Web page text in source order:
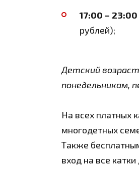
17:00 – 23:00
рублей);
Детский
понедельникам,
На всех платных
многодетных
Также
вход на все